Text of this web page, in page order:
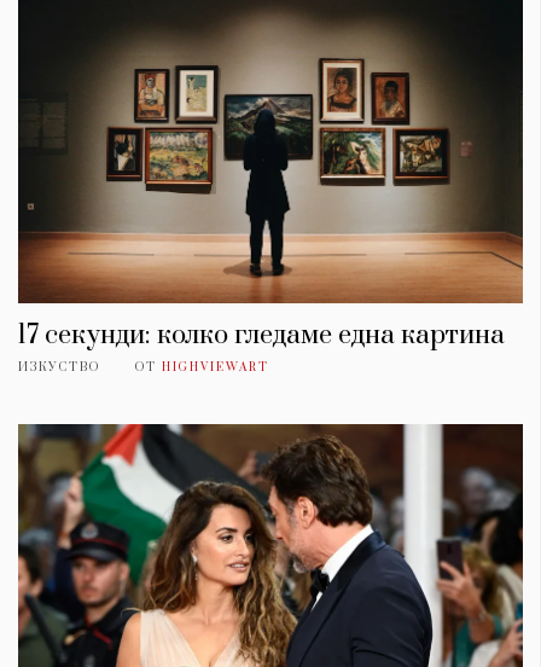
17 секунди: колко гледаме една картина
ИЗКУСТВО ОТ HIGHVIEWART